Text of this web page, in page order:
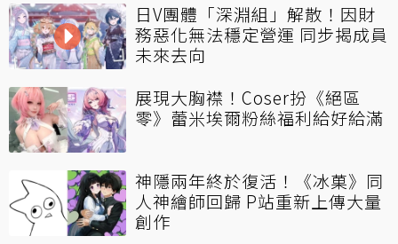
日V團體「深淵組」解散！因財
務惡化無法穩定營運 同步揭成員
未來去向
展現大胸襟！Coser扮《絕區
零》蕾米埃爾粉絲福利給好給滿
神隱兩年終於復活！《冰菓》同
人神繪師回歸 P站重新上傳大量
創作